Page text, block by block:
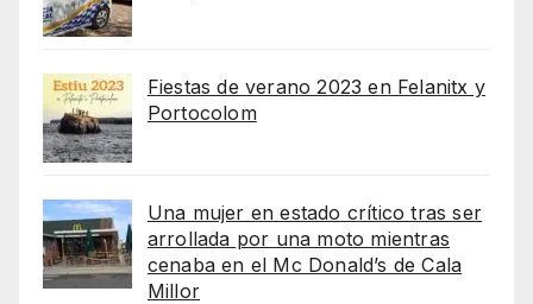
Fiestas de verano 2023 en Felanitx y
Portocolom
Una mujer en estado crítico tras ser
arrollada por una moto mientras
cenaba en el Mc Donald’s de Cala
Millor